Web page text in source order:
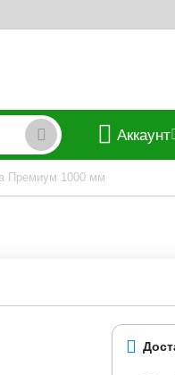
Аккаунт
Премиум 1000 мм